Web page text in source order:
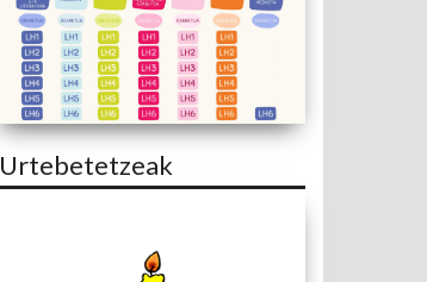
Urtebetetzeak